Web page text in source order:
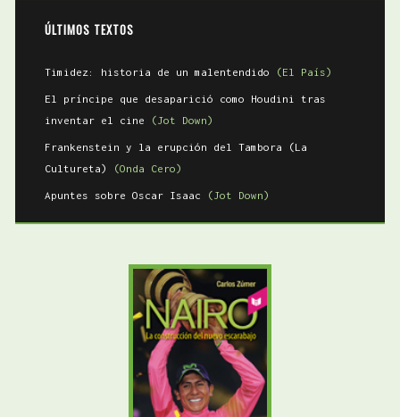
ÚLTIMOS TEXTOS
Timidez: historia de un malentendido (El País)
El príncipe que desaparició como Houdini tras
inventar el cine
(Jot Down)
Frankenstein y la erupción del Tambora (La
Cultureta)
(Onda Cero)
Apuntes sobre Oscar Isaac (Jot Down)